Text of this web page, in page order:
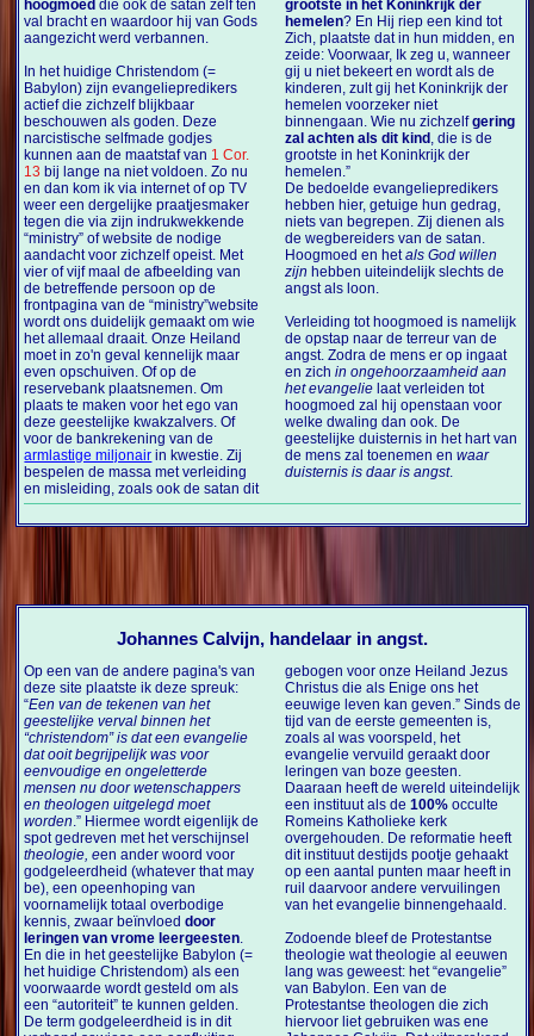
hoogmoed die ook de satan zelf ten
val bracht en waardoor hij van Gods
aangezicht werd verbannen.
In het huidige Christendom (=
Babylon) zijn evangeliepredikers
actief die zichzelf blijkbaar
beschouwen als goden. Deze
narcistische selfmade godjes
kunnen aan de maatstaf van 1 Cor.
13 bij lange na niet voldoen. Zo nu
en dan kom ik via internet of op TV
weer een dergelijke praatjesmaker
tegen die via zijn indrukwekkende
“ministry” of website de nodige
aandacht voor zichzelf opeist. Met
vier of vijf maal de afbeelding van
de betreffende persoon op de
frontpagina van de “ministry”website
wordt ons duidelijk gemaakt om wie
het allemaal draait. Onze Heiland
moet in zo'n geval kennelijk maar
even opschuiven. Of op de
reservebank plaatsnemen. Om
plaats te maken voor het ego van
deze geestelijke kwakzalvers. Of
voor de bankrekening van de
armlastige miljonair in kwestie. Zij
bespelen de massa met verleiding
en misleiding, zoals ook de satan dit
grootste in het Koninkrijk der
hemelen? En Hij riep een kind tot
Zich, plaatste dat in hun midden, en
zeide: Voorwaar, Ik zeg u, wanneer
gij u niet bekeert en wordt als de
kinderen, zult gij het Koninkrijk der
hemelen voorzeker niet
binnengaan. Wie nu zichzelfgering
zal achten als dit kind , die is de
grootste in het Koninkrijk der
hemelen.”
De bedoelde evangeliepredikers
hebben hier, getuige hun gedrag,
niets van begrepen. Zij dienen als
de wegbereiders van de satan.
Hoogmoed en hetals God willen
zijn hebben uiteindelijk slechts de
angst als loon.
Verleiding tot hoogmoed is namelijk
de opstap naar de terreur van de
angst. Zodra de mens er op ingaat
en zich in ongehoorzaamheid aan
het evangelielaat verleiden tot
hoogmoed zal hij openstaan voor
welke dwaling dan ook. De
geestelijke duisternis in het hart van
de mens zal toenemen en waar
duisternis is daar is angst.
Johannes Calvijn, handelaar in angst.
Op een van de andere pagina's van
deze site plaatste ik deze spreuk:
“Een van de tekenen van het
geestelijke verval binnen het
“christendom” is dat een evangelie
dat ooit begrijpelijk was voor
eenvoudige en ongeletterde
mensen nu door wetenschappers
en theologen uitgelegd moet
worden.” Hiermee wordt eigenlijk de
spot gedreven met het verschijnsel
theologie, een ander woord voor
godgeleerdheid (whatever that may
be), een opeenhoping van
voornamelijk totaal overbodige
kennis, zwaar beïnvloeddoor
leringen van vrome leergeesten.
En die in het geestelijke Babylon (=
het huidige Christendom) als een
voorwaarde wordt gesteld om als
een “autoriteit” te kunnen gelden.
De term godgeleerdheid is in dit
gebogen voor onze Heiland Jezus
Christus die als Enige ons het
eeuwige leven kan geven.” Sinds de
tijd van de eerste gemeenten is,
zoals al was voorspeld, het
evangelie vervuild geraakt door
leringen van boze geesten.
Daaraan heeft de wereld uiteindelijk
een instituut als de 100%occulte
Romeins Katholieke kerk
overgehouden. De reformatie heeft
dit instituut destijds pootje gehaakt
op een aantal punten maar heeft in
ruil daarvoor andere vervuilingen
van het evangelie binnengehaald.
Zodoende bleef de Protestantse
theologie wat theologie al eeuwen
lang was geweest: het “evangelie”
van Babylon. Een van de
Protestantse theologen die zich
hiervoor liet gebruiken was ene